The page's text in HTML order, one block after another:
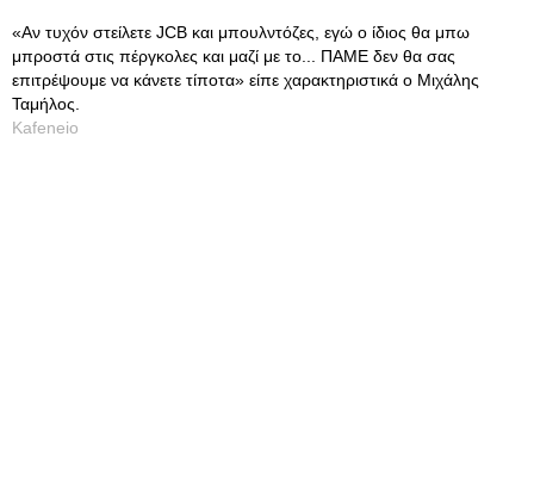
«Αν τυχόν στείλετε JCB και μπουλντόζες, εγώ ο ίδιος θα μπω
μπροστά στις πέργκολες και μαζί με το... ΠΑΜΕ δεν θα σας
επιτρέψουμε να κάνετε τίποτα» είπε χαρακτηριστικά ο Μιχάλης
Ταμήλος.
Kafeneio